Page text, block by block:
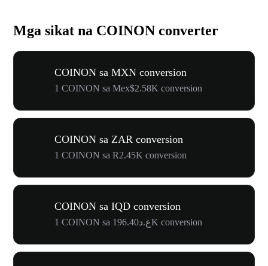
Mga sikat na COINON converter
COINON sa MXN conversion
1 COINON sa Mex$2.58K conversion
COINON sa ZAR conversion
1 COINON sa R2.45K conversion
COINON sa IQD conversion
1 COINON sa ع.د196.40K conversion